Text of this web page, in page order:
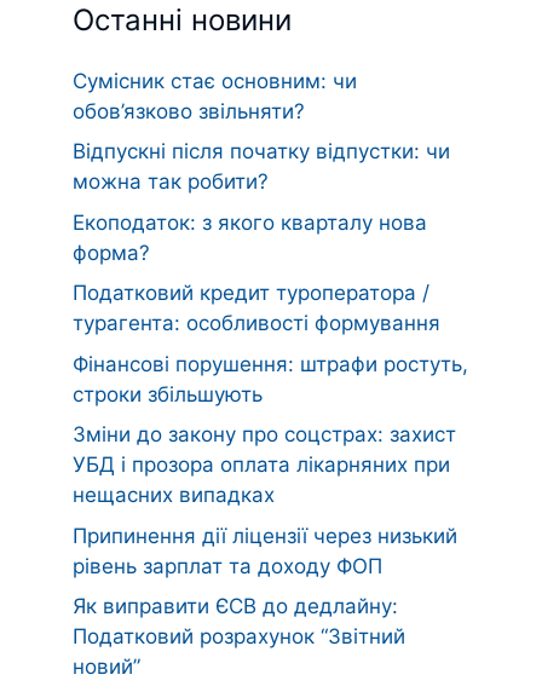
Останні новини
Сумісник стає основним: чи
обов’язково звільняти?
Відпускні після початку відпустки: чи
можна так робити?
Екоподаток: з якого кварталу нова
форма?
Податковий кредит туроператора /
турагента: особливості формування
Фінансові порушення: штрафи ростуть,
строки збільшують
Зміни до закону про соцстрах: захист
УБД і прозора оплата лікарняних при
нещасних випадках
Припинення дії ліцензії через низький
рівень зарплат та доходу ФОП
Як виправити ЄСВ до дедлайну:
Податковий розрахунок “Звітний
новий”